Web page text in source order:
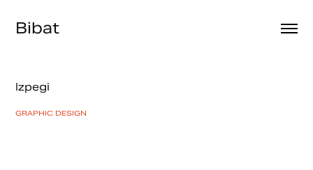
Bibat
Izpegi
GRAPHIC DESIGN